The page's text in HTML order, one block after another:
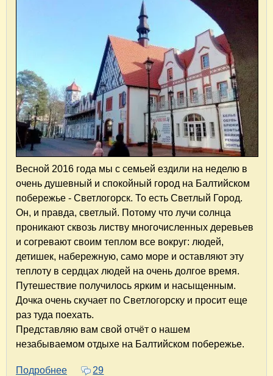
Весной 2016 года мы с семьей ездили на неделю в
очень душевный и спокойный город на Балтийском
побережье - Светлогорск. То есть Светлый Город.
Он, и правда, светлый. Потому что лучи солнца
проникают сквозь листву многочисленных деревьев
и согревают своим теплом все вокруг: людей,
детишек, набережную, само море и оставляют эту
теплоту в сердцах людей на очень долгое время.
Путешествие получилось ярким и насыщенным.
Дочка очень скучает по Светлогорску и просит еще
раз туда поехать.
Представляю вам свой отчёт о нашем
незабываемом отдыхе на Балтийском побережье.
Подробнее о Светлогорск - Калининград.
29